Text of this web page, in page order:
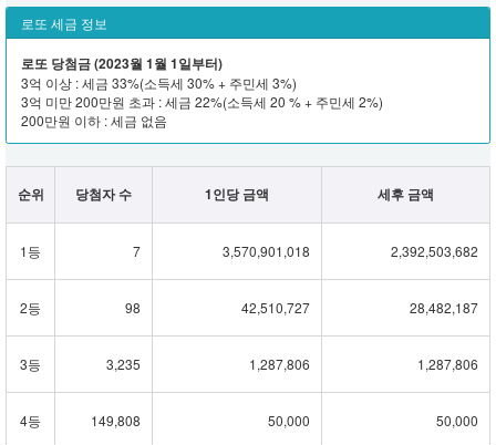
로또 세금 정보
로또 당첨금 (2023월 1월 1일부터)
3억 이상 : 세금 33%(소득세 30% + 주민세 3%)
3억 미만 200만원 초과 : 세금 22%(소득세 20 % + 주민세 2%)
200만원 이하 : 세금 없음
순위 당첨자 수 1인당 금액 세후 금액
1등 7 3,570,901,018 2,392,503,682
2등 98 42,510,727 28,482,187
3등 3,235 1,287,806 1,287,806
4등 149,808 50,000 50,000